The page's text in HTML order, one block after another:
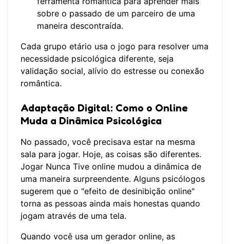
sobre o passado de um parceiro de uma
maneira descontraída.
Cada grupo etário usa o jogo para resolver uma
necessidade psicológica diferente, seja
validação social, alívio do estresse ou conexão
romântica.
Adaptação Digital: Como o Online
Muda a Dinâmica Psicológica
No passado, você precisava estar na mesma
sala para jogar. Hoje, as coisas são diferentes.
Jogar Nunca Tive online mudou a dinâmica de
uma maneira surpreendente. Alguns psicólogos
sugerem que o "efeito de desinibição online"
torna as pessoas ainda mais honestas quando
jogam através de uma tela.
Quando você usa um gerador online, as